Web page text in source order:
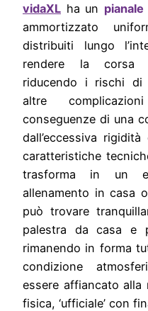
vidaXL ha un
ammortizzato
distribuiti lungo
rendere la corsa
riducendo i rischi di
altre
conseguenze di una
dall’eccessiva
caratteristiche
trasforma in un
allenamento in casa
può trovare
palestra da casa e
rimanendo in forma
condizione
essere affiancato
fisica, ‘ufficiale’ con